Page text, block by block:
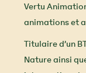
Vertu
animations et
Titulaire d’un
Nature ainsi